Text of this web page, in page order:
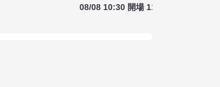
08/08 10:30 開場 11:00 開演